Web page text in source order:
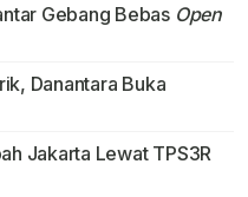
Gebang Bebas Open
Danantara Buka
Jakarta Lewat TPS3R